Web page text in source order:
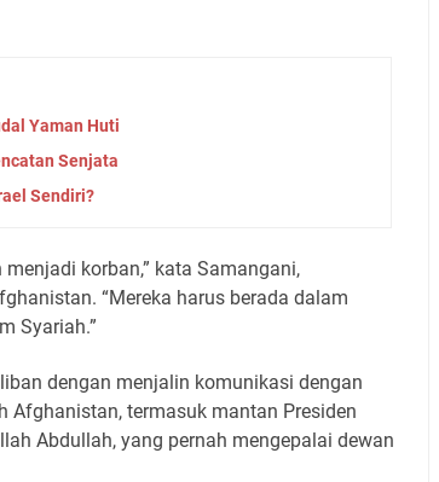
Yaman Huti
Senjata
Sendiri?
korban,” kata Samangani,
“Mereka harus berada dalam
Syariah.”
dengan menjalin komunikasi dengan
Afghanistan, termasuk mantan Presiden
Abdullah, yang pernah mengepalai dewan